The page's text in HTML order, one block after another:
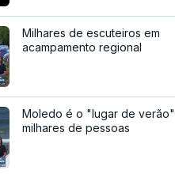
Milhares de escuteiros em
acampamento regional
Moledo é o "lugar de
milhares de pessoas